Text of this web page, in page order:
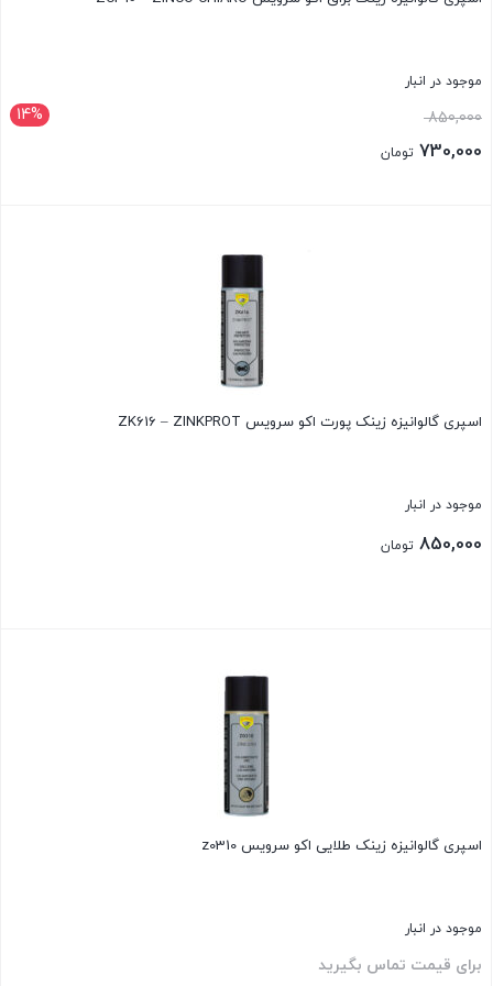
موجود در انبار
14% 850,000قیمت
اصلی:730,000 تومان
اسپری گالوانیزه زینک پورت اکو سرویس ZK616 – ZINKPROT
موجود در انبار
850,000 تومان
اسپری گالوانیزه زینک طلایی اکو سرویس z0310
موجود در انبار
برای قیمت تماس بگیرید